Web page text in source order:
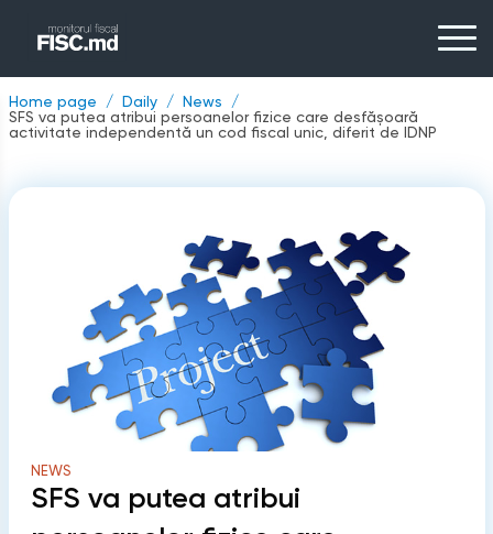
Home page Daily
News
SFS va putea atribui persoanelor fizice care desfășoară
activitate independentă un cod fiscal unic, diferit de IDNP
NEWS
SFS va putea atribui